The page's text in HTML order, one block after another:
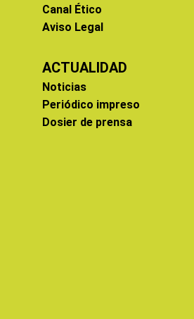
Canal Ético
Aviso Legal
ACTUALIDAD
Noticias
Periódico impreso
Dosier de prensa